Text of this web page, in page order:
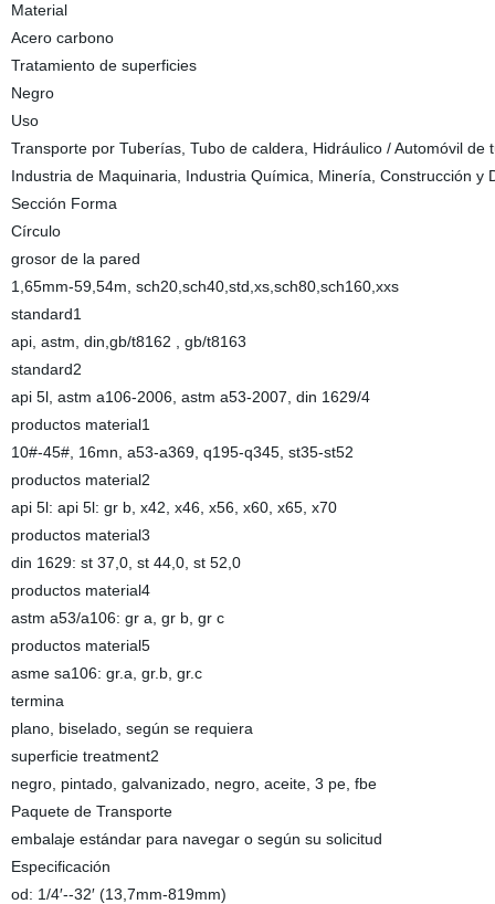
Material
Acero carbono
Tratamiento de superficies
Negro
Uso
Transporte por Tuberías, Tubo de caldera, Hidráulico / Automóvil
Industria de Maquinaria, Industria Química, Minería, Construcción y
Sección Forma
Círculo
grosor de la pared
1,65mm-59,54m, sch20,sch40,std,xs,sch80,sch160,xxs
standard1
api, astm, din,gb/t8162 , gb/t8163
standard2
api 5l, astm a106-2006, astm a53-2007, din 1629/4
productos material1
10#-45#, 16mn, a53-a369, q195-q345, st35-st52
productos material2
api 5l: api 5l: gr b, x42, x46, x56, x60, x65, x70
productos material3
din 1629: st 37,0, st 44,0, st 52,0
productos material4
astm a53/a106: gr a, gr b, gr c
productos material5
asme sa106: gr.a, gr.b, gr.c
termina
plano, biselado, según se requiera
superficie treatment2
negro, pintado, galvanizado, negro, aceite, 3 pe, fbe
Paquete de Transporte
embalaje estándar para navegar o según su solicitud
Especificación
od: 1/4′--32′ (13,7mm-819mm)